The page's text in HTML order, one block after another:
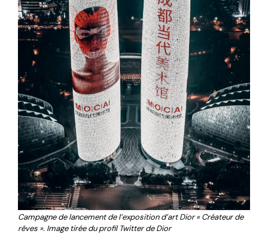
Campagne de lancement de l’exposition d’art Dior « Créateur de
rêves ». Image tirée du profil Twitter de Dior